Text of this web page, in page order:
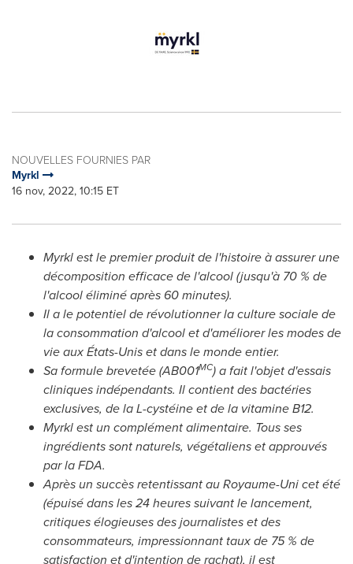
NOUVELLES FOURNIES PAR
Myrkl
16 nov, 2022, 10:15 ET
Myrkl est le premier produit de l'histoire à assurer une
décomposition efficace de l'alcool (jusqu'à 70 % de
l'alcool éliminé après 60 minutes).
Il a le potentiel de révolutionner la culture sociale de
la consommation d'alcool et d'améliorer les modes de
vie aux États-Unis et dans le monde entier.
Sa formule brevetée (AB001MC) a fait l'objet d'essais
cliniques indépendants. Il contient des bactéries
exclusives, de la L-cystéine et de la vitamine B12.
Myrkl est un complément alimentaire. Tous ses
ingrédients sont naturels, végétaliens et approuvés
par la FDA.
Après un succès retentissant au Royaume-Uni cet été
(épuisé dans les 24 heures suivant le lancement,
critiques élogieuses des journalistes et des
consommateurs, impressionnant taux de 75 % de
satisfaction et d'intention de rachat), il est